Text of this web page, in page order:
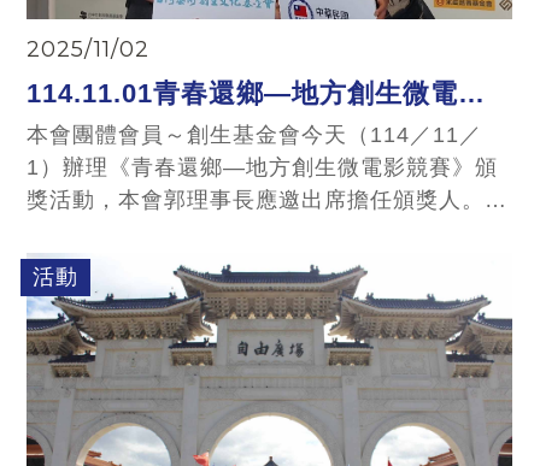
2025/11/02
114.11.01青春還鄉—地方創生微電影
競賽頒獎活動
本會團體會員～創生基金會今天（114／11／
1）辦理《青春還鄉—地方創生微電影競賽》頒
獎活動，本會郭理事長應邀出席擔任頒獎人。
各界的支持，近四年來，每一場記者會活動及頒
獎典禮，理事長都親自蒞臨出席，給予青年朋友
莫大的鼓勵與肯定。主辦單位特別讚許：今天第
四屆的競賽，能持續推動、成長，理事長與協會
的支持堪稱行動最佳表現的典範。
活動